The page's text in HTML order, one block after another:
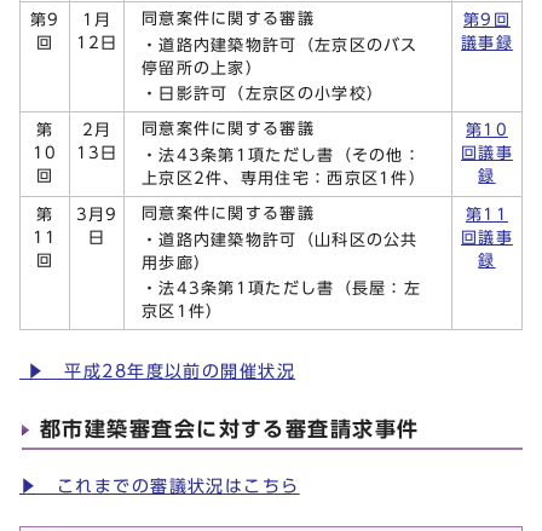
第9
回
1月
12日
同意案件に関する審議
・道路内建築物許可（左京区のバス
停留所の上家）
・日影許可（左京区の小学校）
第9回
議事録
第
10
回
2月
13日
同意案件に関する審議
・法43条第1項ただし書（その他：
上京区2件、専用住宅：西京区1件）
第10
回議事
録
第
11
回
3月9
日
同意案件に関する審議
・道路内建築物許可（山科区の公共
用歩廊）
・法43条第1項ただし書（長屋：左
京区1件）
第11
回議事
録
▶ 平成28年度以前の開催状況
都市建築審査会に対する審査請求事件
▶ これまでの審議状況はこちら